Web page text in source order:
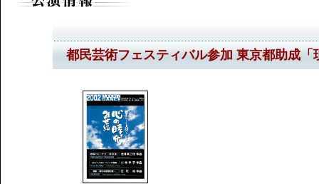
都民芸術フェスティバル参加 東京都助成「